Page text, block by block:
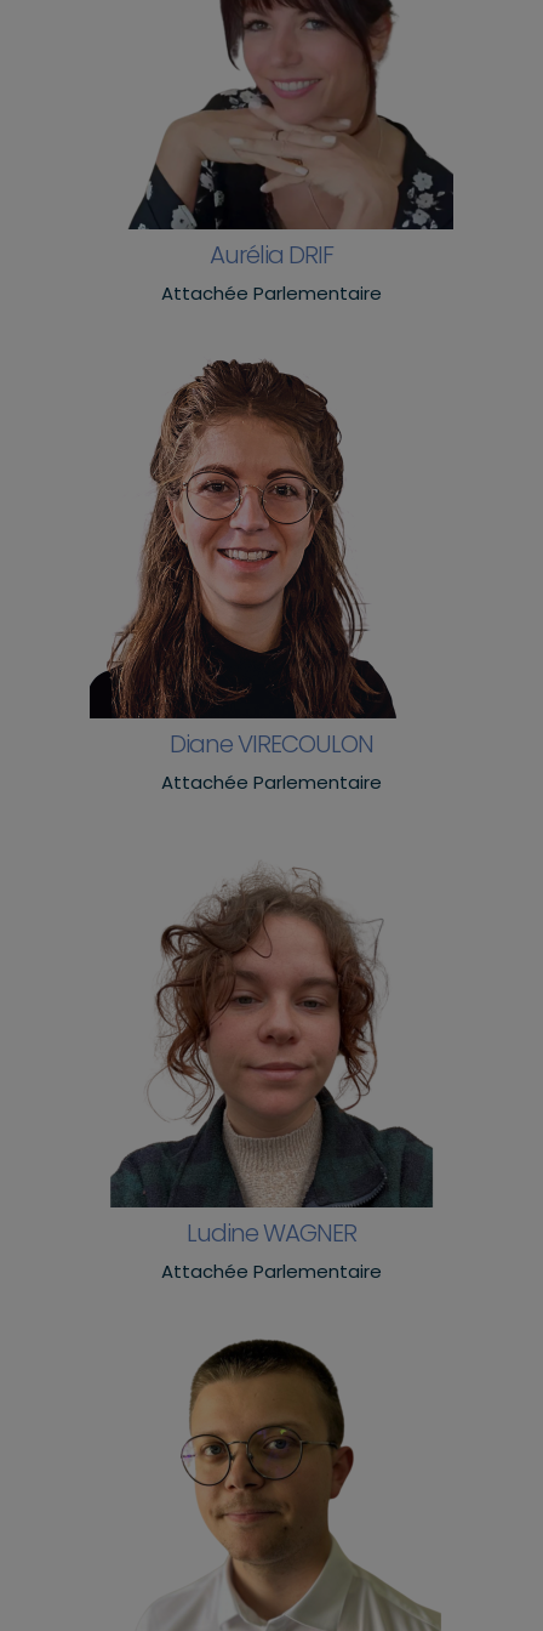
Aurélia DRIF
Attachée Parlementaire
Diane VIRECOULON
Attachée Parlementaire
Ludine WAGNER
Attachée Parlementaire